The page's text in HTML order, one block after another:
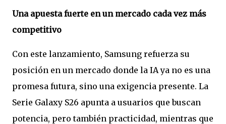
Una apuesta fuerte en un mercado cada vez más
competitivo
Con este lanzamiento, Samsung refuerza su
posición en un mercado donde la IA ya no es una
promesa futura, sino una exigencia presente. La
Serie Galaxy S26 apunta a usuarios que buscan
potencia, pero también practicidad, mientras que